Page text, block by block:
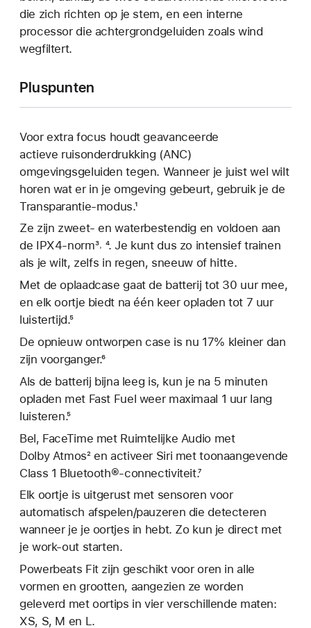
die zich richten op je stem, en een interne
processor die achtergrondgeluiden zoals wind
wegfiltert.
Pluspunten
Voor extra focus houdt geavanceerde
actieve ruisonderdrukking (ANC)
omgevingsgeluiden tegen. Wanneer je juist wel wilt
horen wat er in je omgeving gebeurt, gebruik je de
Transparantie-modus.¹
Ze zijn zweet- en waterbestendig en voldoen aan
de IPX4-norm³˒ ⁴. Je kunt dus zo intensief trainen
als je wilt, zelfs in regen, sneeuw of hitte.
Met de oplaadcase gaat de batterij tot 30 uur mee,
en elk oortje biedt na één keer opladen tot 7 uur
luistertijd.⁵
De opnieuw ontworpen case is nu 17% kleiner dan
zijn voorganger.⁶
Als de batterij bijna leeg is, kun je na 5 minuten
opladen met Fast Fuel weer maximaal 1 uur lang
luisteren.⁵
Bel, FaceTime met Ruimtelijke Audio met
Dolby Atmos² en activeer Siri met toonaangevende
Class 1 Bluetooth®-connectiviteit.⁷
Elk oortje is uitgerust met sensoren voor
automatisch afspelen/pauzeren die detecteren
wanneer je je oortjes in hebt. Zo kun je direct met
je work-out starten.
Powerbeats Fit zijn geschikt voor oren in alle
vormen en grootten, aangezien ze worden
geleverd met oortips in vier verschillende maten:
XS, S, M en L.